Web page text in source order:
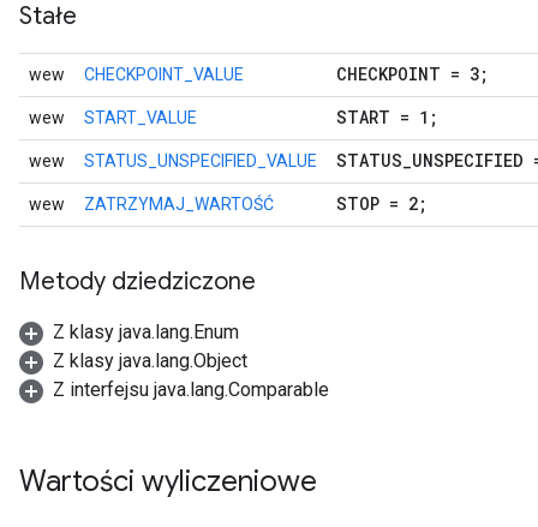
Stałe
wew CHECKPOINT_VALUE CHECKPOINT = 3;
wew START_VALUE START = 1;
wew STATUS_UNSPECIFIED_VALUE STATUS_
wew ZATRZYMAJ_WARTOŚĆ STOP = 2;
Metody dziedziczone
Z klasy java.lang.Enum
Z klasy java.lang.Object
Z interfejsu java.lang.Comparable
Wartości wyliczeniowe